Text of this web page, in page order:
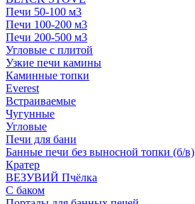
Печи 50-100 м3
Печи 100-200 м3
Печи 200-500 м3
Угловые с плитой
Узкие печи камины
Каминные топки
Everest
Встраиваемые
Чугунные
Угловые
Печи для бани
Банные печи без выносной топки (б/в)
Кратер
ВЕЗУВИЙ Пчёлка
С баком